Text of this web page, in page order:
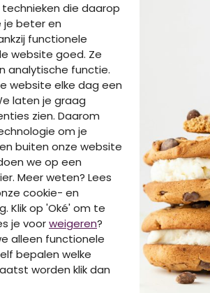
DIT IS OOK
die daarop
je beter en
functionele
website goed. Ze
analytische functie.
website elke dag een
laten je graag
zien. Daarom
om je
buiten onze website
we op een
Meer weten? Lees
cookie- en
Klik op 'Oké' om te
je voorweigeren?
alleen functionele
bepalen welke
worden klik dan